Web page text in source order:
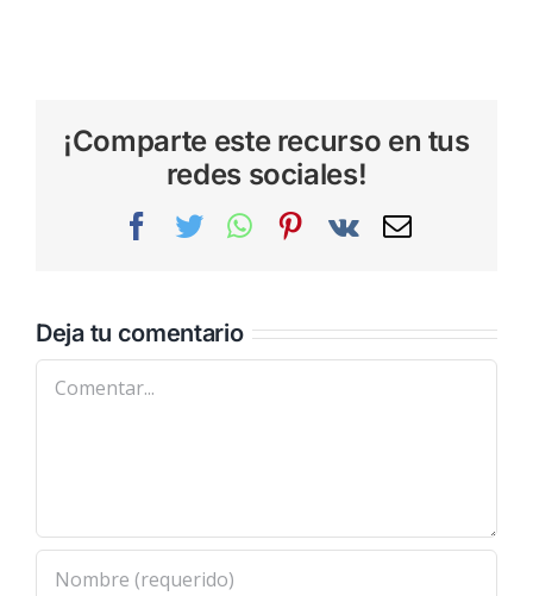
¡Comparte este recurso en tus
redes sociales!
Facebook
TwitterWhatsAppPinterest
Vk
Correo
Deja tu comentario
Comentar